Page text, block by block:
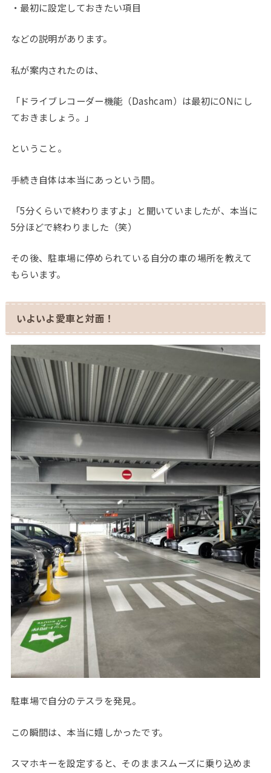
・最初に設定しておきたい項目
などの説明があります。
私が案内されたのは、
「ドライブレコーダー機能（Dashcam）は最初にONにし
ておきましょう。」
ということ。
手続き自体は本当にあっという間。
「5分くらいで終わりますよ」と聞いていましたが、本当に
5分ほどで終わりました（笑）
その後、駐車場に停められている自分の車の場所を教えて
もらいます。
いよいよ愛車と対面！
駐車場で自分のテスラを発見。
この瞬間は、本当に嬉しかったです。
スマホキーを設定すると、そのままスムーズに乗り込めま